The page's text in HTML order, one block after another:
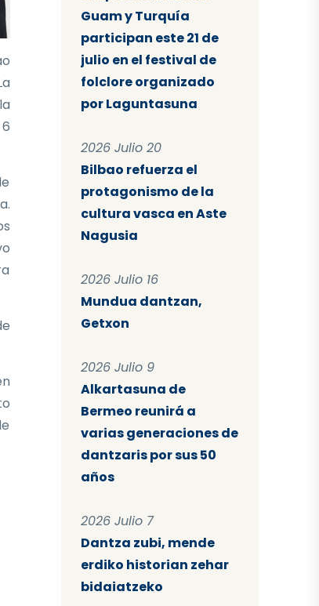
Guam y Turquía
participan este 21 de
julio en el festival de
folclore organizado
por Laguntasuna
2026 Julio 20
Bilbao refuerza el
protagonismo de la
cultura vasca en Aste
Nagusia
2026 Julio 16
Mundua dantzan,
Getxon
2026 Julio 9
Alkartasuna de
Bermeo reunirá a
varias generaciones de
dantzaris por sus 50
años
2026 Julio 7
Dantza zubi, mende
erdiko historian zehar
bidaiatzeko